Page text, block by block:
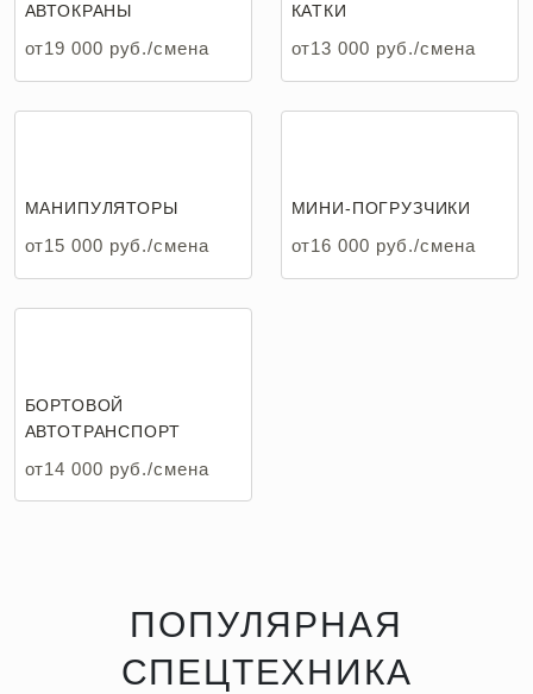
Аренда бортового автомобиля в Орехово-Зуево
АВТОКРАНЫ
от19 000 руб./смена
КАТКИ
от13 000 руб./смена
МАНИПУЛЯТОРЫ
от15 000 руб./смена
МИНИ-ПОГРУЗЧИКИ
от16 000 руб./смена
БОРТОВОЙ
АВТОТРАНСПОРТ
от14 000 руб./смена
ПОПУЛЯРНАЯ
СПЕЦТЕХНИКА